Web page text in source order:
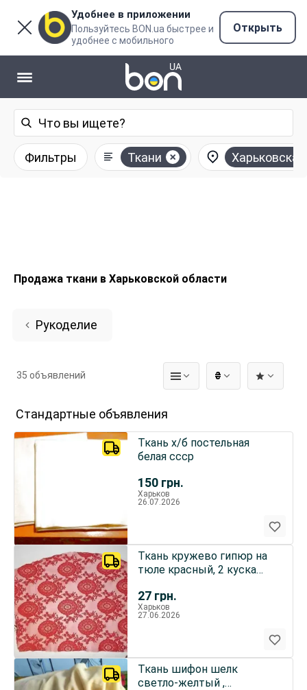
Удобнее в приложении
Пользуйтесь BON.ua быстрее и
удобнее с мобильного
Открыть
Фильтры Ткани
Продажа ткани в Харьковской области
Рукоделие
₴
35 объявлений
Стандартные объявления
150 грн.
Ткань х/б постельная
белая ссср
Харьков
26.07.2026
27 грн.
Ткань кружево гипюр на
тюле красный, 2 куска
Харьков
27.06.2026
Ткань шифон шелк
светло-желтый ,